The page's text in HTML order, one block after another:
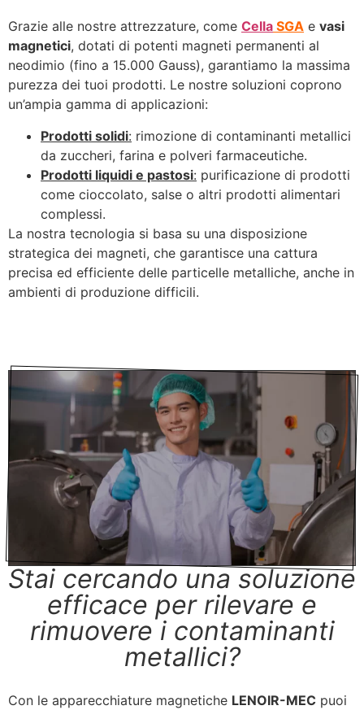
Grazie alle nostre attrezzature, come Cella SGA e vasi
magnetici, dotati di potenti magneti permanenti al
neodimio (fino a 15.000 Gauss), garantiamo la massima
purezza dei tuoi prodotti. Le nostre soluzioni coprono
un’ampia gamma di applicazioni:
Prodotti solidi: rimozione di contaminanti metallici
da zuccheri, farina e polveri farmaceutiche.
Prodotti liquidi e pastosi: purificazione di prodotti
come cioccolato, salse o altri prodotti alimentari
complessi.
La nostra tecnologia si basa su una disposizione
strategica dei magneti, che garantisce una cattura
precisa ed efficiente delle particelle metalliche, anche in
ambienti di produzione difficili.
Stai cercando una soluzione
efficace per rilevare e
rimuovere i contaminanti
metallici?
Con le apparecchiature magnetiche LENOIR-MEC puoi